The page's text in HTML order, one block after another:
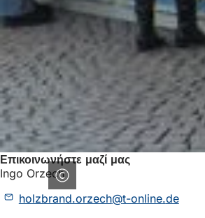
Επικοινωνήστε μαζί μας
Ingo Orzech
holzbrand.orzech
t-online de